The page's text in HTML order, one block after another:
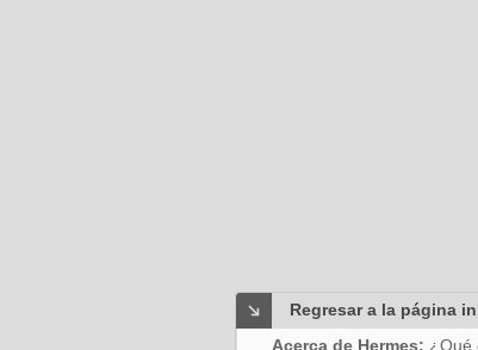
Regresar a la página
Acerca de Hermes: ¿Qué